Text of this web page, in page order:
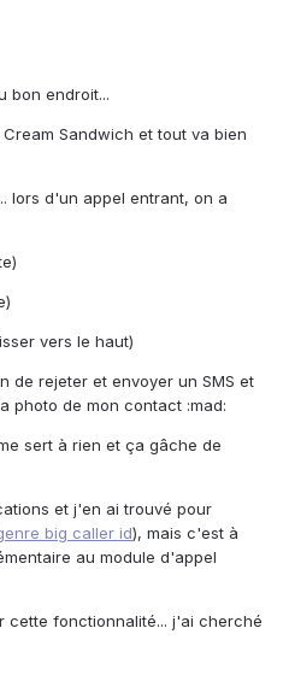
bon endroit...
Sandwich et tout va bien
lors d'un appel entrant, on a
vers le haut)
de rejeter et envoyer un SMS et
photo de mon contact :mad:
sert à rien et ça gâche de
et j'en ai trouvé pour
big caller id), mais c'est à
au module d'appel
cette fonctionnalité... j'ai cherché